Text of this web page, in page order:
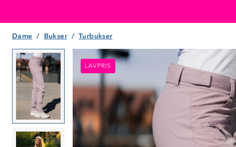
Dame Bukser Turbukser
LAVPRIS
LAVPRIS